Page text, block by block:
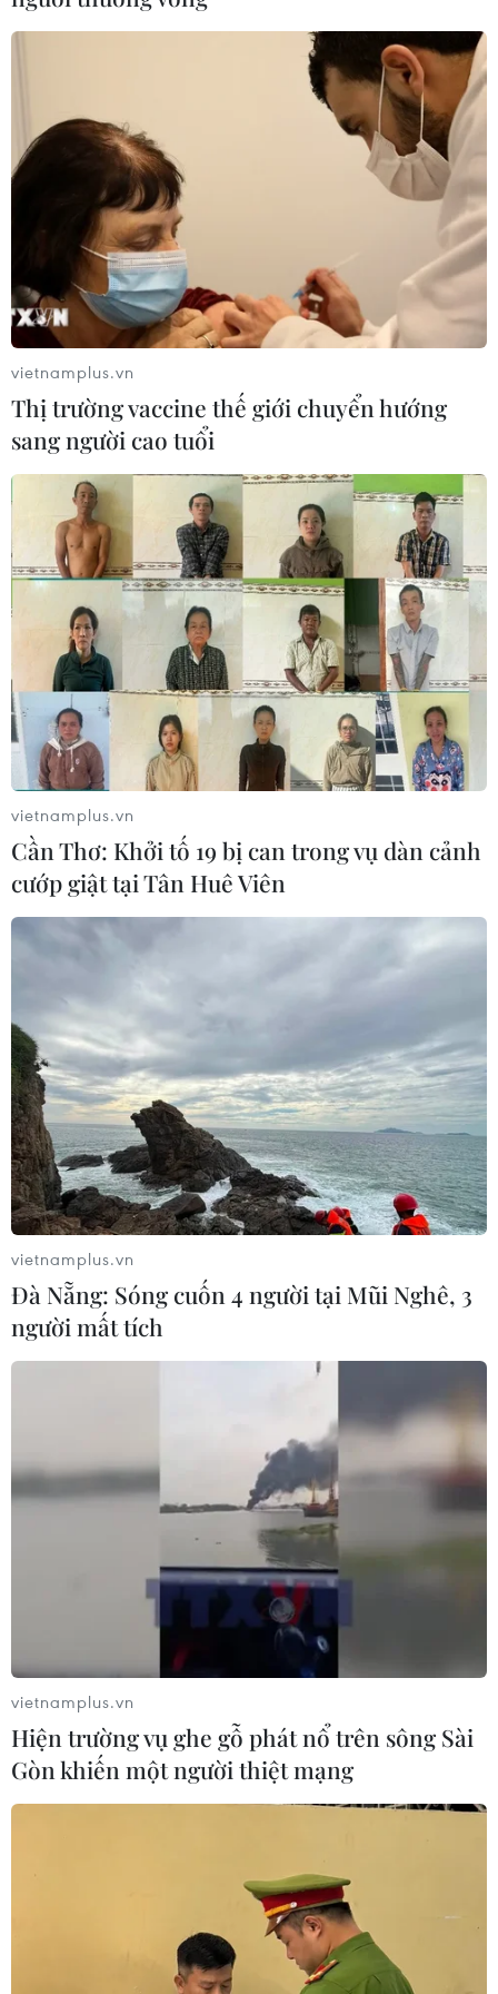
TIN CÙNG CHUYÊN MỤC
Áp thấp nhiệt đới đã suy yếu thành
một vùng áp thấp
Trung Quốc nâng mức ứng phó khẩn
cấp với bão Dolphin
vietnamplus.vn
Thị trường vaccine thế giới chuyển hướng
sang người cao tuổi
vietnamplus.vn
Cần Thơ: Khởi tố 19 bị can trong vụ dàn cảnh
cướp giật tại Tân Huê Viên
vietnamplus.vn
Đà Nẵng: Sóng cuốn 4 người tại Mũi Nghê, 3
người mất tích
vietnamplus.vn
Hiện trường vụ ghe gỗ phát nổ trên sông Sài
Gòn khiến một người thiệt mạng